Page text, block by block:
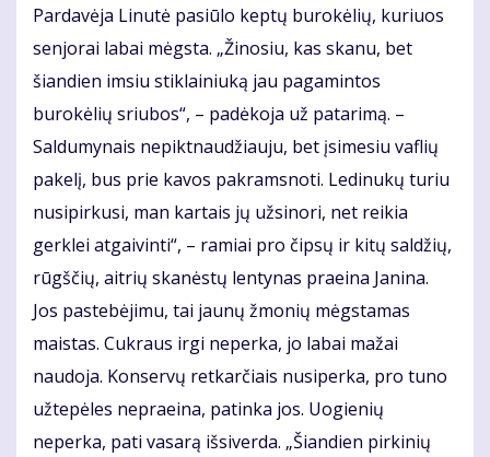
Pardavėja Linutė pasiūlo keptų burokėlių, kuriuos
senjorai labai mėgsta. „Žinosiu, kas skanu, bet
šiandien imsiu stiklainiuką jau pagamintos
burokėlių sriubos“, – padėkoja už patarimą. –
Saldumynais nepiktnaudžiauju, bet įsimesiu vaflių
pakelį, bus prie kavos pakramsnoti. Ledinukų turiu
nusipirkusi, man kartais jų užsinori, net reikia
gerklei atgaivinti“, – ramiai pro čipsų ir kitų saldžių,
rūgščių, aitrių skanėstų lentynas praeina Janina.
Jos pastebėjimu, tai jaunų žmonių mėgstamas
maistas. Cukraus irgi neperka, jo labai mažai
naudoja. Konservų retkarčiais nusiperka, pro tuno
užtepėles nepraeina, patinka jos. Uogienių
neperka, pati vasarą išsiverda. „Šiandien pirkinių